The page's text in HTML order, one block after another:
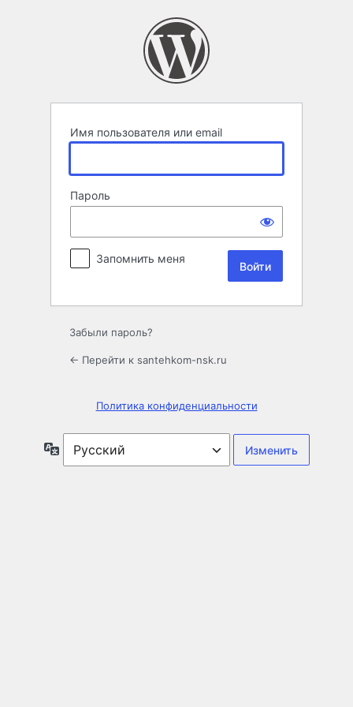
Имя пользователя или email
Пароль
Запомнить меня
Забыли пароль?
← Перейти к santehkom-nsk.ru
Политика конфиденциальности
Язык